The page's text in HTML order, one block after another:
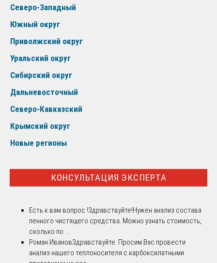
Северо-Западный
Южный округ
Приволжский округ
Уральский округ
Сибирский округ
Дальневосточный
Северо-Кавказский
Крымский округ
Новые регионы
КОНСУЛЬТАЦИЯ ЭКСПЕРТА
Есть к вам вопрос !Здравствуйте!Нужен анализ состава
пенного чистящего средства. Можно узнать стоимость,
сколько по ...
Роман ИвановЗдравствуйте. Просим Вас провести
анализ нашего теплоносителя с карбоксилатными